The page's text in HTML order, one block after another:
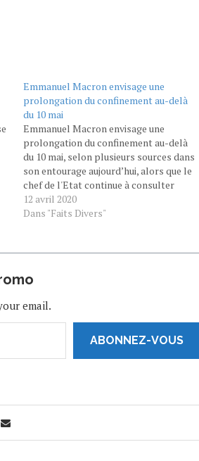
Emmanuel Macron envisage une
prolongation du confinement au-delà
du 10 mai
Emmanuel Macron envisage une
prolongation du confinement au-delà
du 10 mai, selon plusieurs sources dans
son entourage aujourd’hui, alors que le
chef de l'Etat continue à consulter
tous azimuts en vue de son allocution
demain soir #AFP
12 avril 2020
Dans "Faits Divers"
email.
ABONNEZ-VOUS